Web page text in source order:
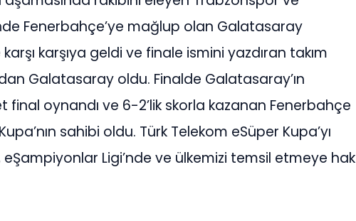
Fenerbahçe’ye mağlup olan Galatasaray
karşıya geldi ve finale ismini yazdıran takım
Galatasaray oldu. Finalde Galatasaray’ın
final oynandı ve 6-2’lik skorla kazanan Fenerbahçe
sahibi oldu. Türk Telekom eSüper Kupa’yı
Ligi’nde ve ülkemizi temsil etmeye hak